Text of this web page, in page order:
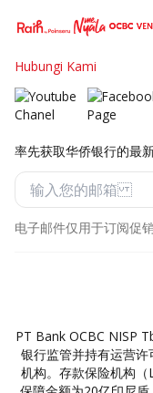
Hubungi Kami
率先获取华侨银行的最
电子邮件仅用于订阅促
PT Bank OCBC NISP
银行监管并持有运营
机构。存款保险机构